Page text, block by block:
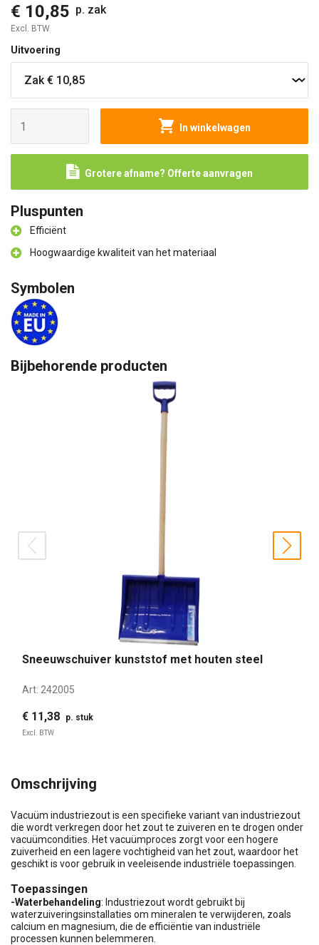
€ 10,85 p. zak
Excl. BTW
Uitvoering
In winkelwagen
Grotere afname? Offerte aanvragen
Pluspunten
Efficiënt
Hoogwaardige kwaliteit van het materiaal
Symbolen
Bijbehorende producten
Sneeuwschuiver kunststof met houten steel
Art: 242005
€ 11,38 p. stuk
Excl. BTW
prev next
Omschrijving
Vacuüm industriezout is een specifieke variant van industriezout
die wordt verkregen door het zout te zuiveren en te drogen onder
vacuümcondities. Het vacuümproces zorgt voor een hogere
zuiverheid en een lagere vochtigheid van het zout, waardoor het
geschikt is voor gebruik in veeleisende industriële toepassingen.
Toepassingen
-Waterbehandeling: Industriezout wordt gebruikt bij
waterzuiveringsinstallaties om mineralen te verwijderen, zoals
calcium en magnesium, die de efficiëntie van industriële
processen kunnen belemmeren.